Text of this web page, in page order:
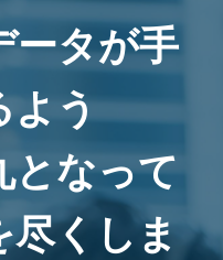
ータが手
よう
となって
尽くしま